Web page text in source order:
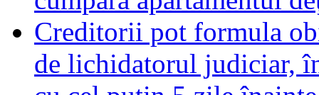
Creditorii pot formula
de lichidatorul judiciar,